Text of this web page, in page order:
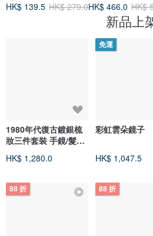
HK$ 139.5 HK$ 279.0HK$ 466.0 HK$
新品上
1980年代復古鍍銀梳
妝三件套裝 手鏡/髮刷/
HK$ 1,280.0
88 折
免運
彩虹雲朵鏡子
HK$ 1,047.5
88 折